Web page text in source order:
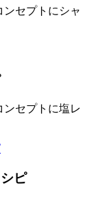
セプトにシャ
セプトに塩レ
ピ